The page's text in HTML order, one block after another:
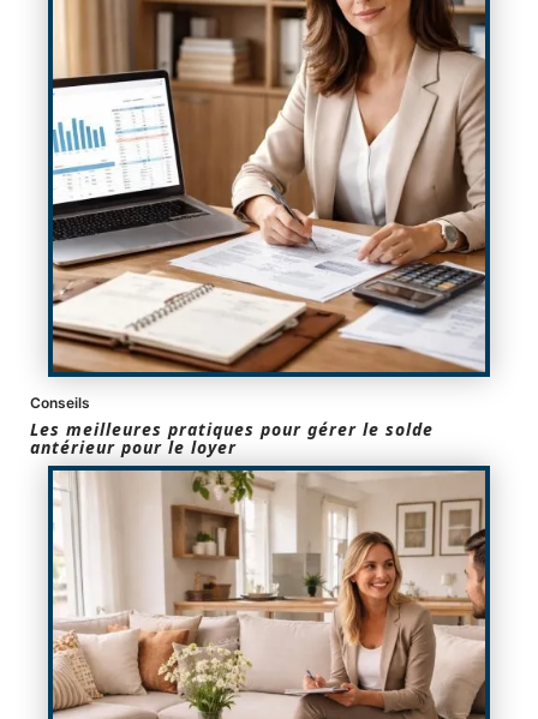
Conseils
Les meilleures pratiques pour gérer le solde
antérieur pour le loyer